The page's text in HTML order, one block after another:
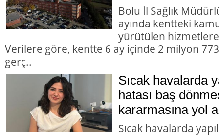
Bolu İl Sağlık
ayında kentteki
yürütülen
Verilere göre, kentte 6 ay içinde 2 milyon
gerç..
Sıcak havalarda
hatası baş
kararmasına yol
Sıcak havalarda